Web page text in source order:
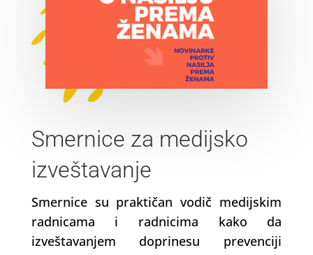
Smernice za medijsko
izveštavanje
Smernice su praktičan vodič medijskim
radnicama i radnicima kako da
izveštavanjem doprinesu prevenciji